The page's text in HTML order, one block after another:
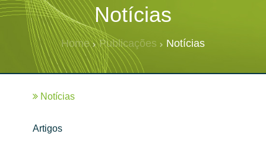
Notícias
Home Publicações Notícias
Notícias
Artigos